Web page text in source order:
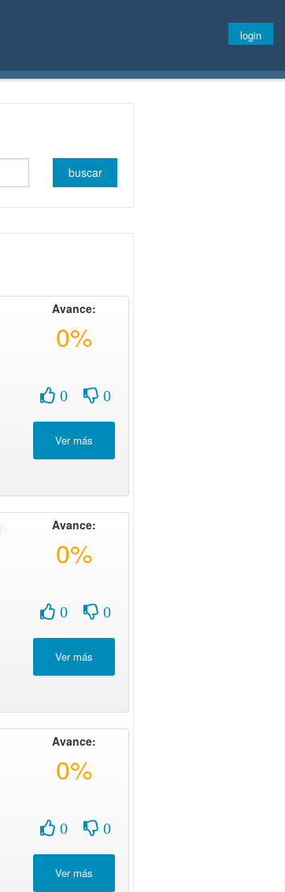
login
Avance:
0%
0 0
Avance:
0%
0 0
Avance:
0%
0 0